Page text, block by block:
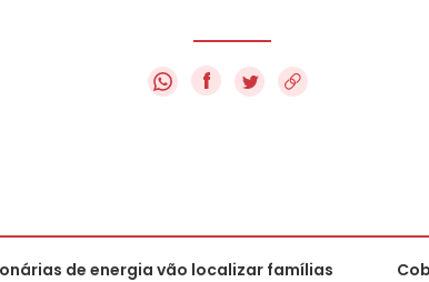
f
de energia vão localizar famílias